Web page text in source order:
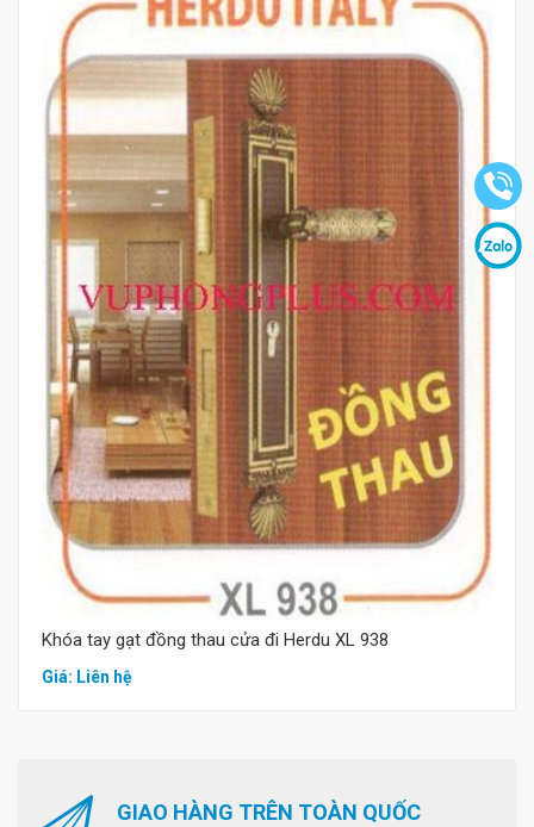
Mua hàng
Khóa tay gạt đồng thau cửa đi Herdu XL 938
Giá: Liên hệ
GIAO HÀNG TRÊN TOÀN QUỐC